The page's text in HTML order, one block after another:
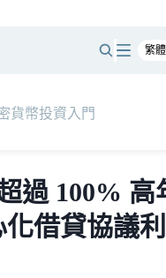
貨幣投資入門
過 100% 高
借貸協議利